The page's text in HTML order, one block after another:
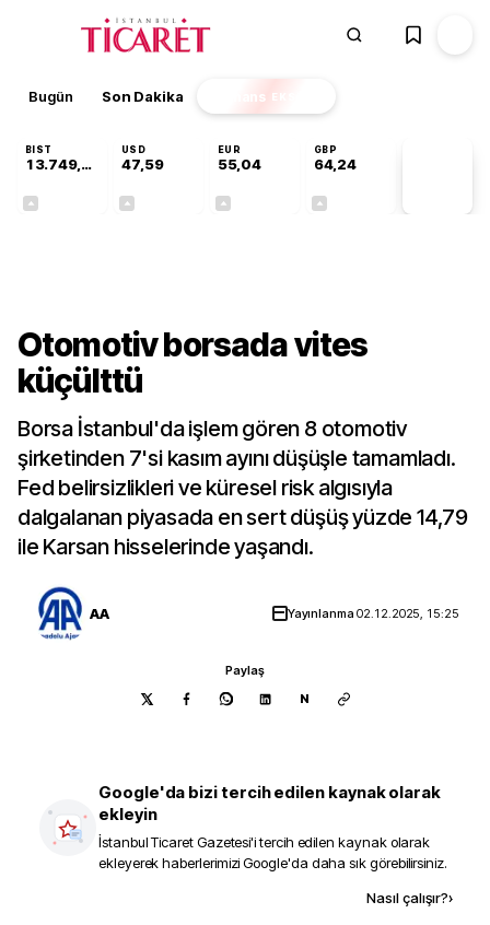
Bugün Son Dakika Finans EKSTRA
BIST
13.749,18
USD
47,59
EUR
55,04
GBP
64,24
Otomotiv borsada vites
küçülttü
Borsa İstanbul'da işlem gören 8 otomotiv
şirketinden 7'si kasım ayını düşüşle tamamladı.
Fed belirsizlikleri ve küresel risk algısıyla
dalgalanan piyasada en sert düşüş yüzde 14,79
ile Karsan hisselerinde yaşandı.
AA Yayınlanma02.12.2025, 15:25
Paylaş
N
Google'da bizi tercih edilen kaynak olarak
ekleyin
İstanbul Ticaret Gazetesi'i tercih edilen kaynak olarak
ekleyerek haberlerimizi Google'da daha sık görebilirsiniz.
Nasıl çalışır?›